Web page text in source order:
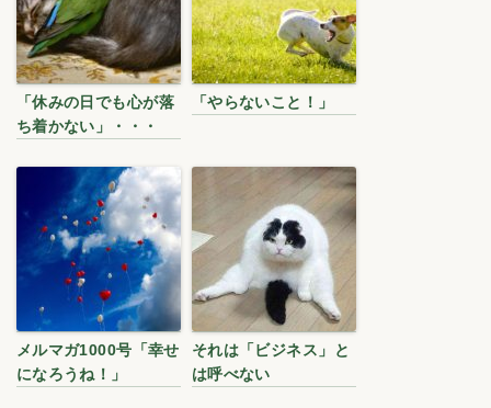
「休みの日でも心が落
ち着かない」・・・
「やらないこと！」
メルマガ1000号「幸せ
になろうね！」
それは「ビジネス」と
は呼べない